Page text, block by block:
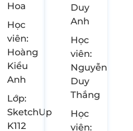
Hoa
Học
viên:
Hoàng
Kiều
Anh
Lớp:
SketchUp
K112
Duy
Anh
Học
viên:
Nguyễn
Duy
Thắng
Học
viên: